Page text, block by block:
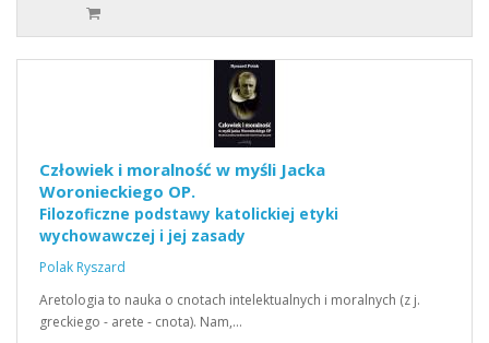
Człowiek i moralność w myśli Jacka
Woronieckiego OP.
Filozoficzne podstawy katolickiej etyki
wychowawczej i jej zasady
Polak Ryszard
Aretologia to nauka o cnotach intelektualnych i moralnych (z j.
greckiego - arete - cnota). Nam,…